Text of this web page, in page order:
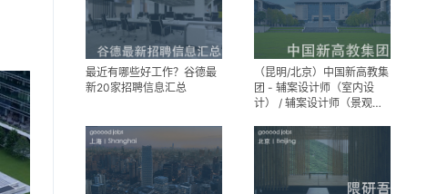
最近有哪些好工作？谷德最
新20家招聘信息汇总
（昆明/北京）中国新高教集
团 - 辅案设计师（室内设
计） / 辅案设计师（景观设
间组长 / 平面设计高级经理 /
展陈设计高级经理